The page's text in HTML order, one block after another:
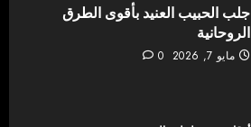
جلب الحبيب العنيد بأقوى الطرق
الروحانية
مايو 7, 2026 0